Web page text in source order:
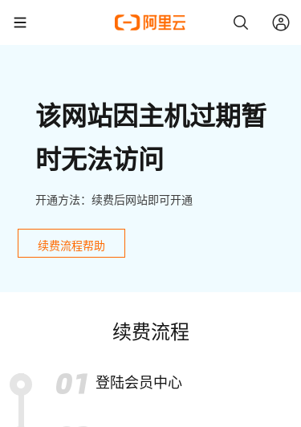
该网站因主机过期暂
时无法访问
开通方法：续费后网站即可开通
续费流程帮助
续费流程
登陆会员中心